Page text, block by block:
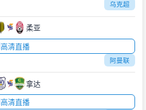
乌克超
柔亚
高清直播
阿曼联
拿达
高清直播